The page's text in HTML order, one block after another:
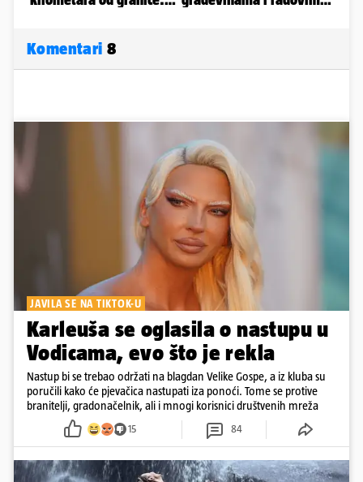
Komentari 8
JAVILA SE NA TIKTOK-U
Karleuša se oglasila o nastupu u
Vodicama, evo što je rekla
Nastup bi se trebao održati na blagdan Velike Gospe, a iz kluba su
poručili kako će pjevačica nastupati iza ponoći. Tome se protive
branitelji, gradonačelnik, ali i mnogi korisnici društvenih mreža
15 84